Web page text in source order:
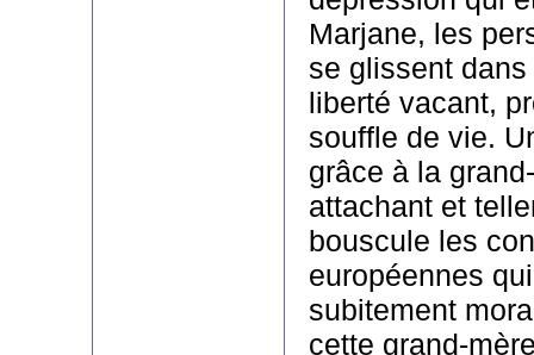
Marjane, les
se glissent
liberté vacant,
souffle de vie.
grâce à la
attachant et
bouscule les
européennes
subitement
cette grand-